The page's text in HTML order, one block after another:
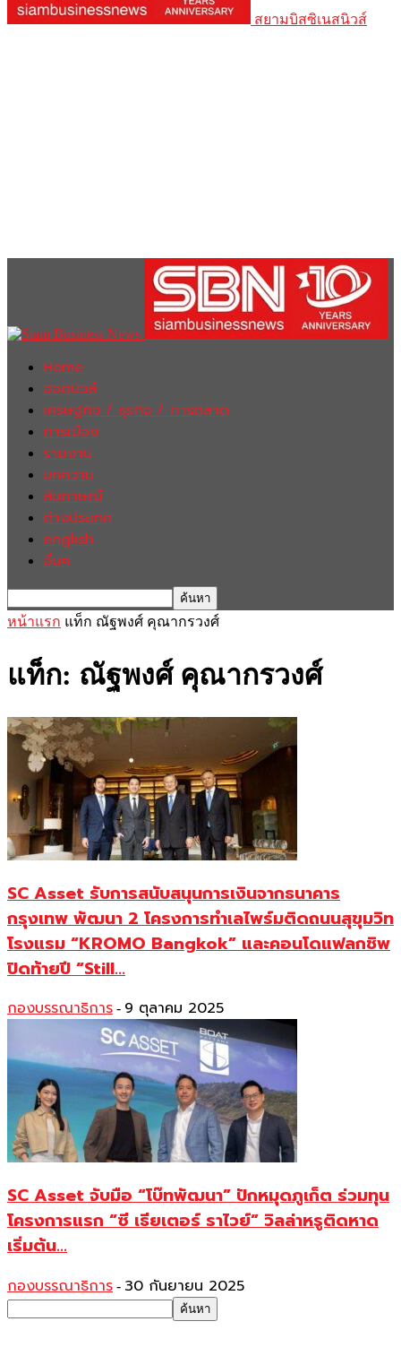
สยามบิสซิเนสนิวส์
Home
ฮอตนิวส์
เศรษฐกิจ / ธุรกิจ / การตลาด
การเมือง
รายงาน
บทความ
สัมภาษณ์
ต่างประเทศ
english
อื่นๆ
หน้าแรก แท็ก ณัฐพงศ์ คุณากรวงศ์
แท็ก: ณัฐพงศ์ คุณากรวงศ์
SC Asset รับการสนับสนุนการเงินจากธนาคาร
กรุงเทพ พัฒนา 2 โครงการทำเลไพร์มติดถนนสุขุมวิท
โรงแรม “KROMO Bangkok” และคอนโดแฟลกชิพ
ปิดท้ายปี “Still...
กองบรรณาธิการ - 9 ตุลาคม 2025
SC Asset จับมือ “โบ๊ทพัฒนา” ปักหมุดภูเก็ต ร่วมทุน
โครงการแรก “ซี เธียเตอร์ ราไวย์” วิลล่าหรูติดหาด
เริ่มต้น...
กองบรรณาธิการ - 30 กันยายน 2025